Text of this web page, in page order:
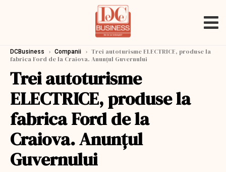
DCBusiness › Companii › Trei autoturisme ELECTRICE, produse la
fabrica Ford de la Craiova. Anunţul Guvernului
Trei autoturisme
ELECTRICE, produse la
fabrica Ford de la
Craiova. Anunţul
Guvernului